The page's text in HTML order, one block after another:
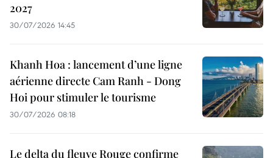
2027
30/07/2026 14:45
Khanh Hoa : lancement d’une ligne
aérienne directe Cam Ranh - Dong
Hoi pour stimuler le tourisme
30/07/2026 08:18
Le delta du fleuve Rouge confirme